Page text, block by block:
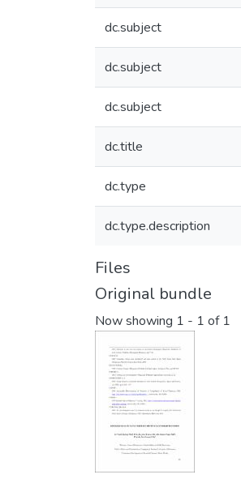
dc.subject
dc.subject
dc.subject
dc.title
dc.type
dc.type.description
Files
Original bundle
Now showing 1 - 1 of 1